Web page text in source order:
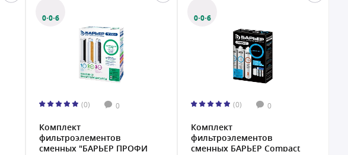
0·0·6
(0) 0
Комплект
фильтроэлементов
сменных "БАРЬЕР ПРОФИ
0·0·6
(0) 0
Комплект
фильтроэлементов
сменных БАРЬЕР Compact